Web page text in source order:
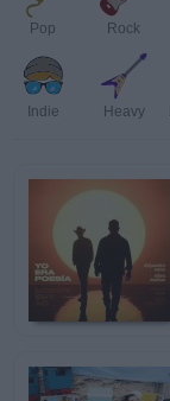
Pop Rock
Indie Heavy